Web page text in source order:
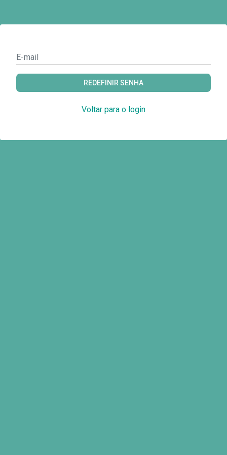
REDEFINIR SENHA
Voltar para o login